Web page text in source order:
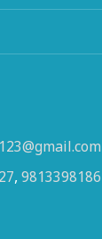
, 9813398186